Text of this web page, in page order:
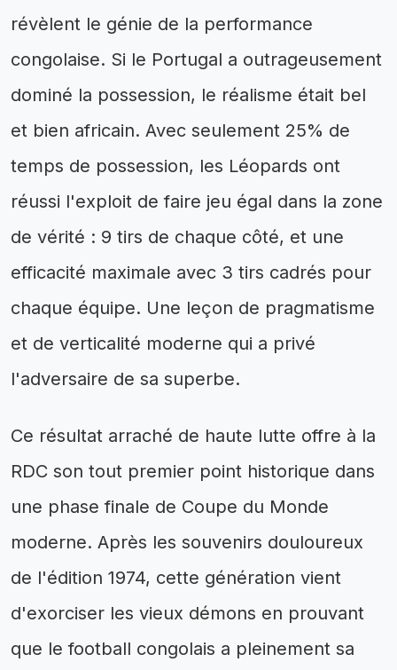
révèlent le génie de la performance
congolaise. Si le Portugal a outrageusement
dominé la possession, le réalisme était bel
et bien africain. Avec seulement 25% de
temps de possession, les Léopards ont
réussi l'exploit de faire jeu égal dans la zone
de vérité : 9 tirs de chaque côté, et une
efficacité maximale avec 3 tirs cadrés pour
chaque équipe. Une leçon de pragmatisme
et de verticalité moderne qui a privé
l'adversaire de sa superbe.
Ce résultat arraché de haute lutte offre à la
RDC son tout premier point historique dans
une phase finale de Coupe du Monde
moderne. Après les souvenirs douloureux
de l'édition 1974, cette génération vient
d'exorciser les vieux démons en prouvant
que le football congolais a pleinement sa